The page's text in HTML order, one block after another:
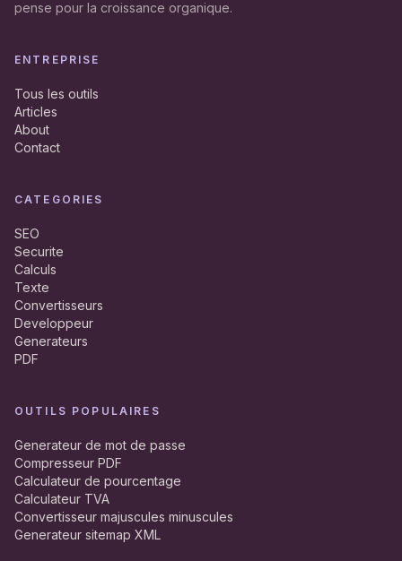
pense pour la croissance organique.
ENTREPRISE
Tous les outils
Articles
About
Contact
CATEGORIES
SEO
Securite
Calculs
Texte
Convertisseurs
Developpeur
Generateurs
PDF
OUTILS POPULAIRES
Generateur de mot de passe
Compresseur PDF
Calculateur de pourcentage
Calculateur TVA
Convertisseur majuscules minuscules
Generateur sitemap XML